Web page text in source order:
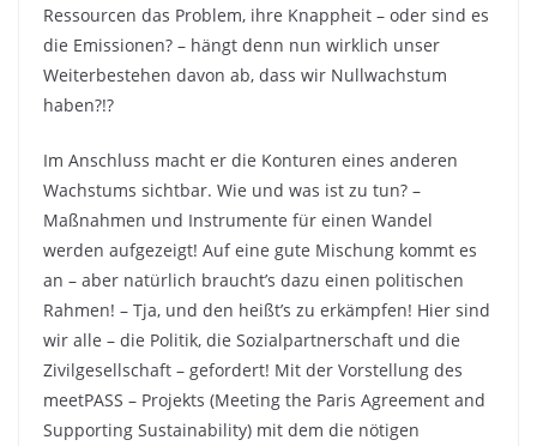
Ressourcen das Problem, ihre Knappheit – oder sind es
die Emissionen? – hängt denn nun wirklich unser
Weiterbestehen davon ab, dass wir Nullwachstum
haben?!?
Im Anschluss macht er die Konturen eines anderen
Wachstums sichtbar. Wie und was ist zu tun? –
Maßnahmen und Instrumente für einen Wandel
werden aufgezeigt! Auf eine gute Mischung kommt es
an – aber natürlich braucht’s dazu einen politischen
Rahmen! – Tja, und den heißt’s zu erkämpfen! Hier sind
wir alle – die Politik, die Sozialpartnerschaft und die
Zivilgesellschaft – gefordert! Mit der Vorstellung des
meetPASS – Projekts (Meeting the Paris Agreement and
Supporting Sustainability) mit dem die nötigen